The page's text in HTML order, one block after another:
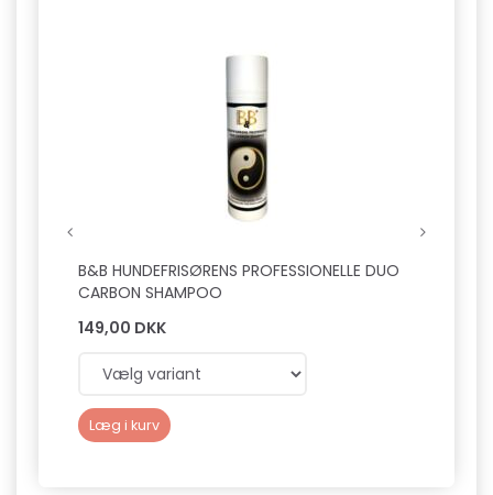
B&B HUNDEFRISØRENS PROFESSIONELLE DUO
CARBON SHAMPOO
149,00 DKK
Læg i kurv